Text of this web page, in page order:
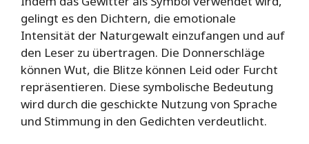
gelingt es den Dichtern, die emotionale
Intensität der Naturgewalt einzufangen und auf
den Leser zu übertragen. Die Donnerschläge
können Wut, die Blitze können Leid oder Furcht
repräsentieren. Diese symbolische Bedeutung
wird durch die geschickte Nutzung von Sprache
und Stimmung in den Gedichten verdeutlicht.